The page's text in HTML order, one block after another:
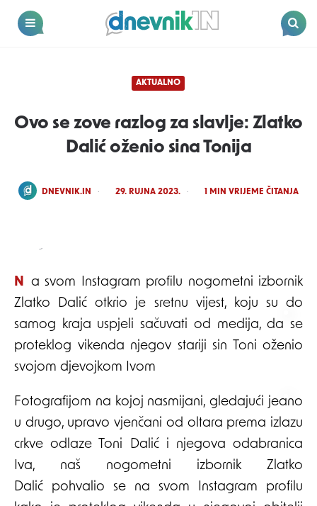
Dnevnik.in
AKTUALNO
Ovo se zove razlog za slavlje: Zlatko
Dalić oženio sina Tonija
POSTED
DNEVNIK.IN 29. RUJNA 2023. 1 MIN VRIJEME ČITANJA
Na svom Instagram profilu nogometni izbornik
Zlatko Dalić otkrio je sretnu vijest, koju su do
samog kraja uspjeli sačuvati od medija, da se
proteklog vikenda njegov stariji sin Toni oženio
svojom djevojkom Ivom
Fotografijom na kojoj nasmijani, gledajući jedno
u drugo, upravo vjenčani od oltara prema izlazu
crkve odlaze Toni Dalić i njegova odabranica
Iva, naš nogometni izbornik Zlatko
Dalić pohvalio se na svom Instagram profilu